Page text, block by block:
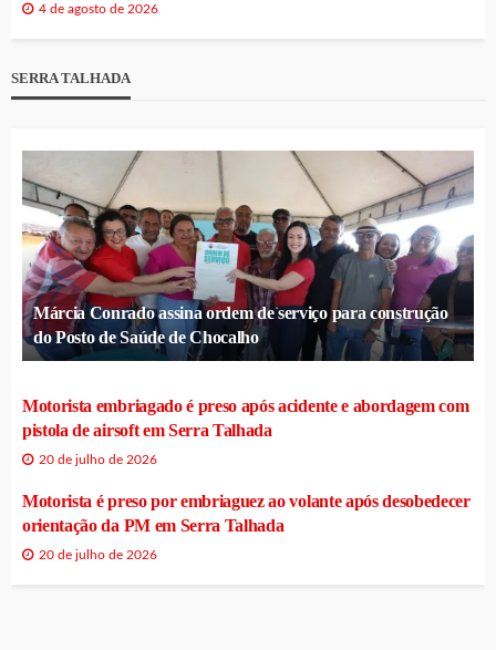
4 de agosto de 2026
SERRA TALHADA
Márcia Conrado assina ordem de serviço para construção
do Posto de Saúde de Chocalho
Motorista embriagado é preso após acidente e abordagem com
pistola de airsoft em Serra Talhada
20 de julho de 2026
Motorista é preso por embriaguez ao volante após desobedecer
orientação da PM em Serra Talhada
20 de julho de 2026